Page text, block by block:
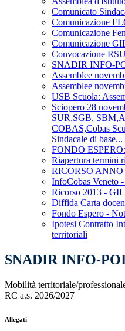
Comunicato
Comunicazione
Comunicazione
Comunicazione
Convocazione
SNADIR INFO-
Assemblee
Assemblee
USB Scuola:
Sciopero 28
SUR,SGB,
COBAS,Cobas
Sindacale di base...
FONDO ESPERO:
Riapertura termini
RICORSO ANNO
InfoCobas Veneto
Ricorso 2013 -
Diffida Carta
Fondo Espero -
Ipotesi Contratto
territoriali
SNADIR INFO-
Mobilità territoriale/
RC a.s. 2026/2027
Allegati